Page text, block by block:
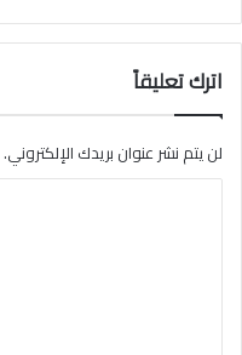
اترك تعليقاً
لن يتم نشر عنوان بريدك الإلكتروني.